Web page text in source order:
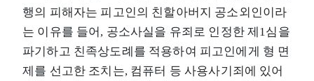
행의 피해자는 피고인의 친할아버지 공소외인이라
는 이유를 들어, 공소사실을 유죄로 인정한 제1심을
파기하고 친족상도례를 적용하여 피고인에게 형 면
제를 선고한 조치는, 컴퓨터 등 사용사기죄에 있어